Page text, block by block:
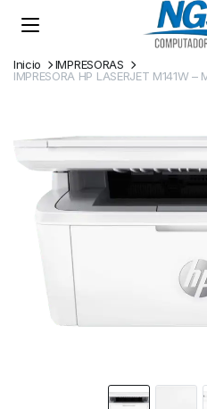
Inicio
IMPRESORAS
IMPRESORA HP LASERJET M141W –